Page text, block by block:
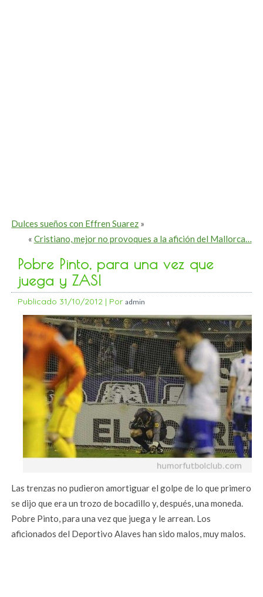
Dulces sueños con Effren Suarez »
« Cristiano, mejor no provoques a la afición del Mallorca…
Pobre Pinto, para una vez que
juega y ZAS!
Publicado 31/10/2012 | Por admin
Las trenzas no pudieron amortiguar el golpe de lo que primero
se dijo que era un trozo de bocadillo y, después, una moneda.
Pobre Pinto, para una vez que juega y le arrean. Los
aficionados del Deportivo Alaves han sido malos, muy malos.